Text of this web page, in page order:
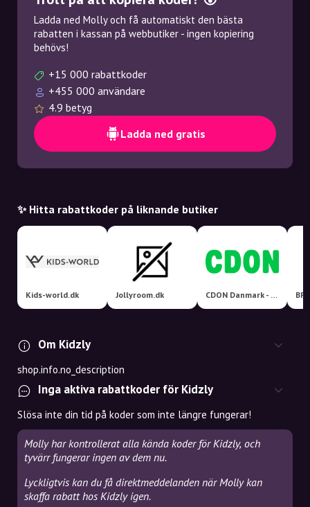
Ladda ned Molly och få automatiskt den bästa
rabatten i kassan på webbutiker - ingen kopiering
behövs!
+15 000 rabattkoder
+455 000 användare
4.9 betyg
Ladda ned gratis
✨ Hitta rabattkoder på liknande butiker
Kids-world.dk Jollyroom.dk CDON Danmark - Nordens største markedsplads! BR
Om Kidzly
shop.info.no_description
Inga aktiva rabattkoder för Kidzly
Slösa inte din tid på koder som inte längre fungerar!
Molly har kontrollerat alla kända koder för Kidzly, och
tyvärr fungerar ingen av dem nu.
Lyckligtvis kan du få direktmeddelanden när Molly kan
skaffa rabatt hos Kidzly igen.